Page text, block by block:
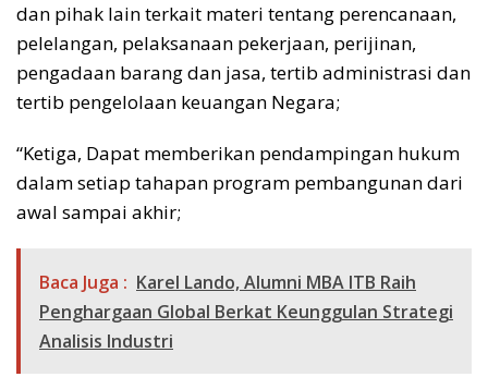
dan pihak lain terkait materi tentang perencanaan,
pelelangan, pelaksanaan pekerjaan, perijinan,
pengadaan barang dan jasa, tertib administrasi dan
tertib pengelolaan keuangan Negara;
“Ketiga, Dapat memberikan pendampingan hukum
dalam setiap tahapan program pembangunan dari
awal sampai akhir;
Baca Juga : Karel Lando, Alumni MBA ITB Raih
Penghargaan Global Berkat Keunggulan Strategi
Analisis Industri